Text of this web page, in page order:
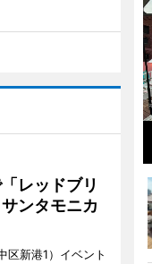
レッドブリ
ンタモニカ
区新港1）イベント